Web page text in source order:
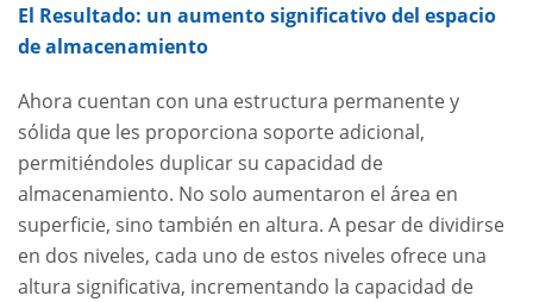
El Resultado: un aumento significativo del espacio
de almacenamiento
Ahora cuentan con una estructura permanente y
sólida que les proporciona soporte adicional,
permitiéndoles duplicar su capacidad de
almacenamiento. No solo aumentaron el área en
superficie, sino también en altura. A pesar de dividirse
en dos niveles, cada uno de estos niveles ofrece una
altura significativa, incrementando la capacidad de